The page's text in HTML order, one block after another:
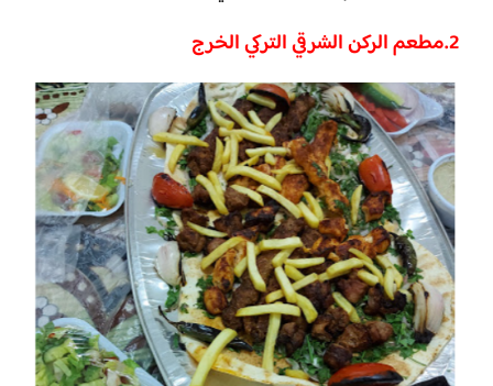
2.مطعم الركن الشرقي التركي الخرج